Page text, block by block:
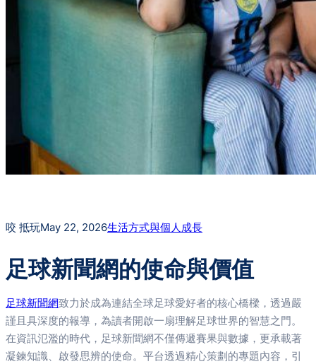
咬 抵玩May 22, 2026生活方式與個人成長
足球新聞網的使命與價值
足球新聞網致力於成為連結全球足球愛好者的核心橋樑，透過嚴
謹且具深度的報導，為讀者開啟一扇理解足球世界的智慧之門。
在資訊氾濫的時代，足球新聞網不僅傳遞賽果與數據，更承載著
凝鍊知識、啟發思辨的使命。平台透過精心策劃的專題內容，引